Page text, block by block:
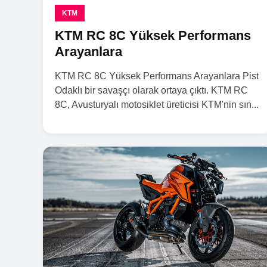
KTM
KTM RC 8C Yüksek Performans
Arayanlara
KTM RC 8C Yüksek Performans Arayanlara Pist
Odaklı bir savaşçı olarak ortaya çıktı. KTM RC
8C, Avusturyalı motosiklet üreticisi KTM'nin sın...